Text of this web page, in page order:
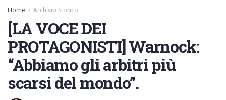
Home Archivio Storico
[LA VOCE DEI
PROTAGONISTI] Warnock:
“Abbiamo gli arbitri più
scarsi del mondo”.